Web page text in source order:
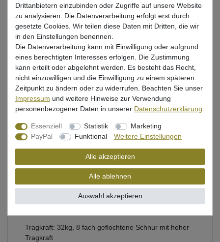
Nur noch 1 Stück verfügbar
In den Warenkorb
Wunschliste
Beschreibung
Bewertung
Produktsicherheit
Tragkraft: 32kg, 8 fach geflochtene Schnur mit hoher
Tragkraft
Drittanbietern einzubinden oder Zugriffe auf unsere Website
zu analysieren. Die Datenverarbeitung erfolgt erst durch
gesetzte Cookies. Wir teilen diese Daten mit Dritten, die wir
in den Einstellungen benennen.
Die Datenverarbeitung kann mit Einwilligung oder aufgrund
eines berechtigten Interesses erfolgen. Die Zustimmung
kann erteilt oder abgelehnt werden. Es besteht das Recht,
nicht einzuwilligen und die Einwilligung zu einem späteren
Zeitpunkt zu ändern oder zu widerrufen. Beachten Sie unser
Impressum und weitere Hinweise zur Verwendung
personenbezogener Daten in unserer Daten­schutz­erklärung.
Essenziell Statistik
Marketing
PayPal
Funktional Weitere Einstellungen
Alle akzeptieren
Alle ablehnen
Auswahl akzeptieren